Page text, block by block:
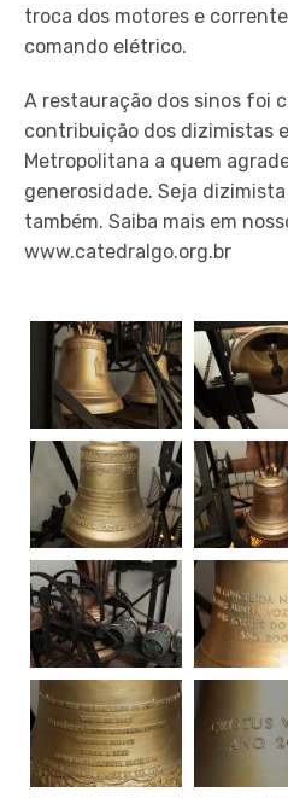
troca dos motores e
comando elétrico.
A restauração dos sinos foi
contribuição dos dizimistas
Metropolitana a quem
generosidade. Seja
também. Saiba mais em
www.catedralgo.org.br